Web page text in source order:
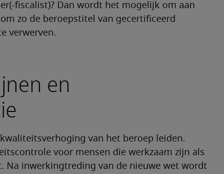
fiscalist)? Dan wordt het mogelijk om aan
zo de beroepstitel van gecertificeerd
verwerven.
en
van het beroep leiden.
voor mensen die werkzaam zijn als
Na inwerkingtreding van de nieuwe wet wordt